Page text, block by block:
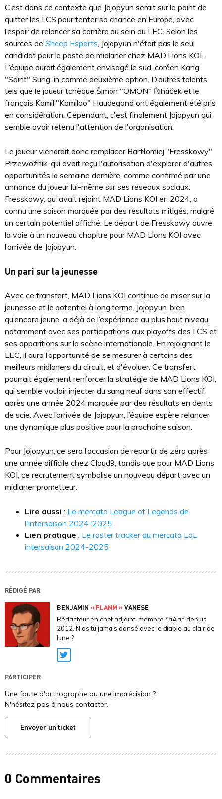
C’est dans ce contexte que Jojopyun serait sur le point de
quitter les LCS pour tenter sa chance en Europe, avec
l’espoir de relancer sa carrière au sein du LEC. Selon les
sources de Sheep Esports, Jojopyun n'était pas le seul
candidat pour le poste de midlaner chez MAD Lions KOI.
L’équipe aurait également envisagé le sud-coréen Kang
"Saint" Sung-in comme deuxième option. D’autres talents
tels que le joueur tchèque Šimon "OMON" Řiháček et le
français Kamil "Kamiloo" Haudegond ont également été pris
en considération. Cependant, c'est finalement Jojopyun qui
semble avoir retenu l'attention de l'organisation.
Le joueur viendrait donc remplacer Bartłomiej "Fresskowy"
Przewoźnik, qui avait reçu l'autorisation d'explorer d'autres
opportunités la semaine dernière, comme confirmé par une
annonce du joueur lui-même sur ses réseaux sociaux.
Fresskowy, qui avait rejoint MAD Lions KOI en 2024, a
connu une saison marquée par des résultats mitigés, malgré
un certain potentiel affiché. Le départ de Fresskowy ouvre
la voie à un nouveau chapitre pour MAD Lions KOI avec
l’arrivée de Jojopyun.
Un pari sur la jeunesse
Avec ce transfert, MAD Lions KOI continue de miser sur la
jeunesse et le potentiel à long terme. Jojopyun, bien
qu’encore jeune, a déjà de l’expérience au plus haut niveau,
notamment avec ses participations aux playoffs des LCS et
ses apparitions sur la scène internationale. En rejoignant le
LEC, il aura l’opportunité de se mesurer à certains des
meilleurs midlaners du circuit, et d'évoluer. Ce transfert
pourrait également renforcer la stratégie de MAD Lions KOI,
qui semble vouloir injecter du sang neuf dans son effectif
après une année 2024 marquée par des résultats en dents
de scie. Avec l’arrivée de Jojopyun, l’équipe espère relancer
une dynamique plus positive pour la prochaine saison.
Pour Jojopyun, ce sera l’occasion de repartir de zéro après
une année difficile chez Cloud9, tandis que pour MAD Lions
KOI, ce recrutement symbolise un nouveau départ avec un
midlaner prometteur.
Lire aussi : Le mercato League of Legends de
l'intersaison 2024-2025
Lien pratique : Le roster tracker du mercato LoL
intersaison 2024-2025
RÉDIGÉ PAR
BENJAMIN « FLAMM »VANESE
Rédacteur en chef adjoint, membre *aAa* depuis
2012. N'as tu jamais dansé avec le diable au clair de
lune ?
Twitter
PARTICIPER
Une faute d'orthographe ou une imprécision ?
N'hésitez pas à nous contacter.
Envoyer un ticket
0 Commentaires